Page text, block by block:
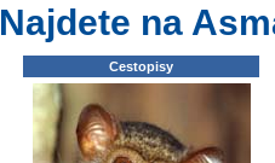
Najdete na
Cestopisy